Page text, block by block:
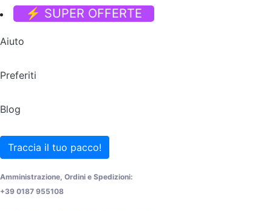
⚡ SUPER OFFERTE
Aiuto
Preferiti
Blog
Traccia il tuo pacco!
Amministrazione, Ordini e Spedizioni:
+39 0187 955108